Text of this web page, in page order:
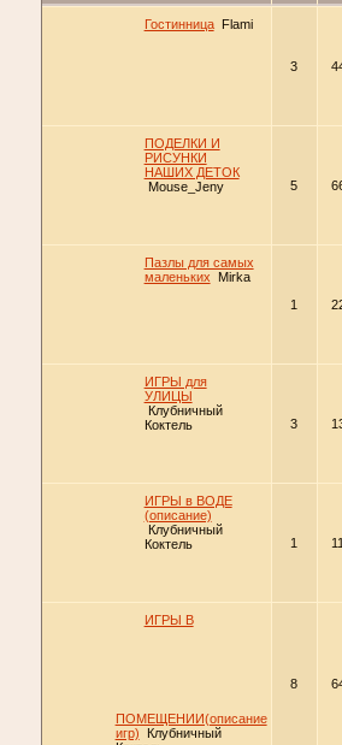
Гостинница Flami
3
ПОДЕЛКИ И
РИСУНКИ
НАШИХ ДЕТОК
Mouse_Jeny
5
Пазлы для самых
маленьких
Mirka
1
ИГРЫ для
УЛИЦЫ
Клубничный
Коктель
3
ИГРЫ в ВОДЕ
(описание)
Клубничный
Коктель
1
ИГРЫ В
ПОМЕЩЕНИИ(описание
игр)
Клубничный
8